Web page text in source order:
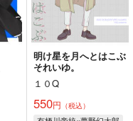
明け星を月へとはこぶ
それいゆ。
１０Q
550円 （税込）